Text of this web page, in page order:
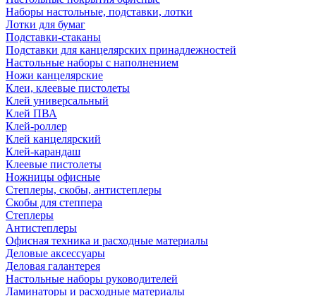
Наборы настольные, подставки, лотки
Лотки для бумаг
Подставки-стаканы
Подставки для канцелярских принадлежностей
Настольные наборы с наполнением
Ножи канцелярские
Клеи, клеевые пистолеты
Клей универсальный
Клей ПВА
Клей-роллер
Клей канцелярский
Клей-карандаш
Клеевые пистолеты
Ножницы офисные
Степлеры, скобы, антистеплеры
Скобы для степпера
Степлеры
Антистеплеры
Офисная техника и расходные материалы
Деловые аксессуары
Деловая галантерея
Настольные наборы руководителей
Ламинаторы и расходные материалы